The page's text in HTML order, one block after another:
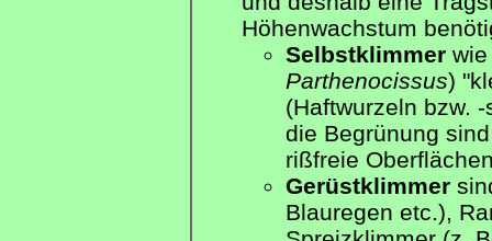
Höhenwachstum
Selbstklimmer
Parthenocissus)
(Haftwurzeln bzw.
die Begrünung
rißfreie
Gerüstklimmer
Blauregen etc.),